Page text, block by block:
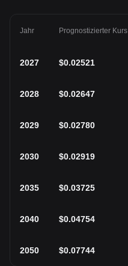
Jahr Prognostizierter Kurs
2027 $0.02521
2028 $0.02647
2029 $0.02780
2030 $0.02919
2035 $0.03725
2040 $0.04754
2050 $0.07744